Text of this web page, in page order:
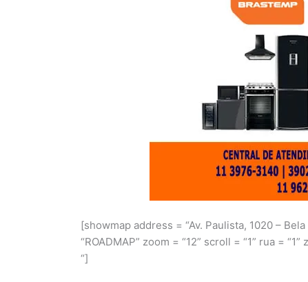
[showmap address = “Av. Paulista, 1020 –
“ROADMAP” zoom = “12” scroll = “1” rua =
“]